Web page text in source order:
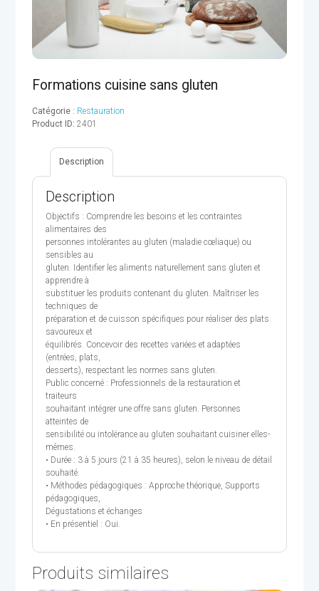
Formations cuisine sans gluten
Catégorie : Restauration
Product ID: 2401
Description
Description
Objectifs : Comprendre les besoins et les contraintes
alimentaires des
personnes intolérantes au gluten (maladie cœliaque) ou
sensibles au
gluten. Identifier les aliments naturellement sans gluten et
apprendre à
substituer les produits contenant du gluten. Maîtriser les
techniques de
préparation et de cuisson spécifiques pour réaliser des plats
savoureux et
équilibrés. Concevoir des recettes variées et adaptées
(entrées, plats,
desserts), respectant les normes sans gluten.
Public concerné : Professionnels de la restauration et
traiteurs
souhaitant intégrer une offre sans gluten. Personnes
atteintes de
sensibilité ou intolérance au gluten souhaitant cuisiner elles-
mêmes.
• Durée : 3 à 5 jours (21 à 35 heures), selon le niveau de détail
souhaité.
• Méthodes pédagogiques : Approche théorique, Supports
pédagogiques,
Dégustations et échanges
• En présentiel : Oui.
Produits similaires